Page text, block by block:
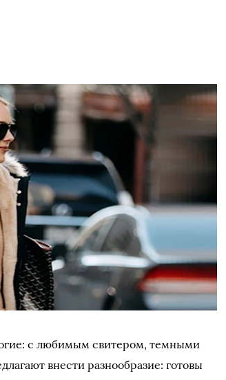
с любимым свитером, темными
внести разнообразие: готовы